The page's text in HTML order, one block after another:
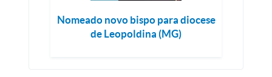
Nomeado novo bispo para diocese
de Leopoldina (MG)